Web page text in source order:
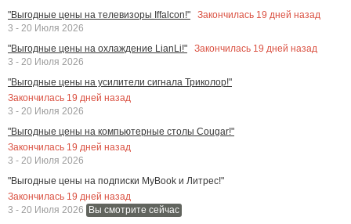
"Выгодные цены на телевизоры Iffalcon!" Закончилась 19 дней назад
3 - 20 Июля 2026
"Выгодные цены на охлаждение LianLi!"
Закончилась 19 дней назад
3 - 20 Июля 2026
"Выгодные цены на усилители сигнала Триколор!"
Закончилась 19 дней назад
3 - 20 Июля 2026
"Выгодные цены на компьютерные столы Cougar!"
Закончилась 19 дней назад
3 - 20 Июля 2026
"Выгодные цены на подписки MyBook и Литрес!"
Закончилась 19 дней назад
3 - 20 Июля 2026
Вы смотрите сейчас